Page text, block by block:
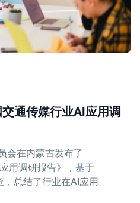
通传媒行业AI应用调
会在内蒙古发布了
用调研报告》，基于
总结了行业在AI应用